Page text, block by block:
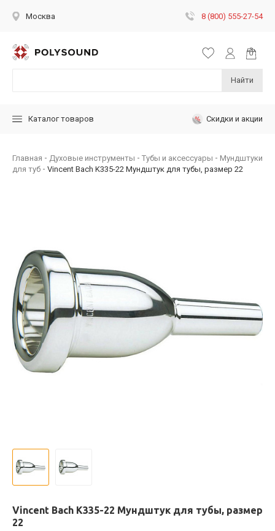
Москва 8 (800) 555-27-54
Найти
Каталог товаров Скидки и акции
Главная Духовые инструменты Тубы и аксессуары
Мундштуки
для туб
Vincent Bach K335-22 Мундштук для тубы, размер 22
Vincent Bach K335-22 Мундштук для тубы, размер
22